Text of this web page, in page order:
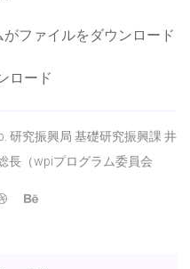
ファイルをダウンロード
ロード
研究振興局 基礎研究振興課 井
長（wpiプログラム委員会